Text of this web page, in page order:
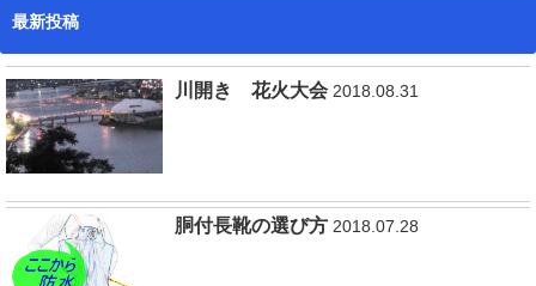
最新投稿
川開き 花火大会 2018.08.31
胴付長靴の選び方 2018.07.28